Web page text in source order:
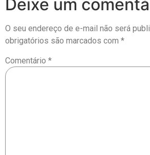
Deixe um
O seu endereço de e-mail não será
obrigatórios são marcados com *
Comentário *